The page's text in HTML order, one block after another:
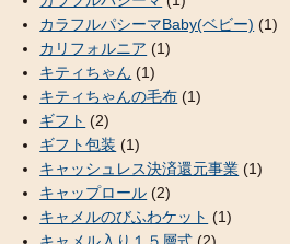
カラフルパシーマBaby(ベビー) (1)
カリフォルニア (1)
キティちゃん (1)
キティちゃんの毛布 (1)
ギフト (2)
ギフト包装 (1)
キャッシュレス決済還元事業 (1)
キャップロール (2)
キャメルのびふわケット (1)